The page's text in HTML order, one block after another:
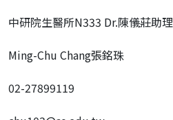
中研院生醫所N333 Dr.陳儀莊助理
Ming-Chu Chang張銘珠
02-27899119